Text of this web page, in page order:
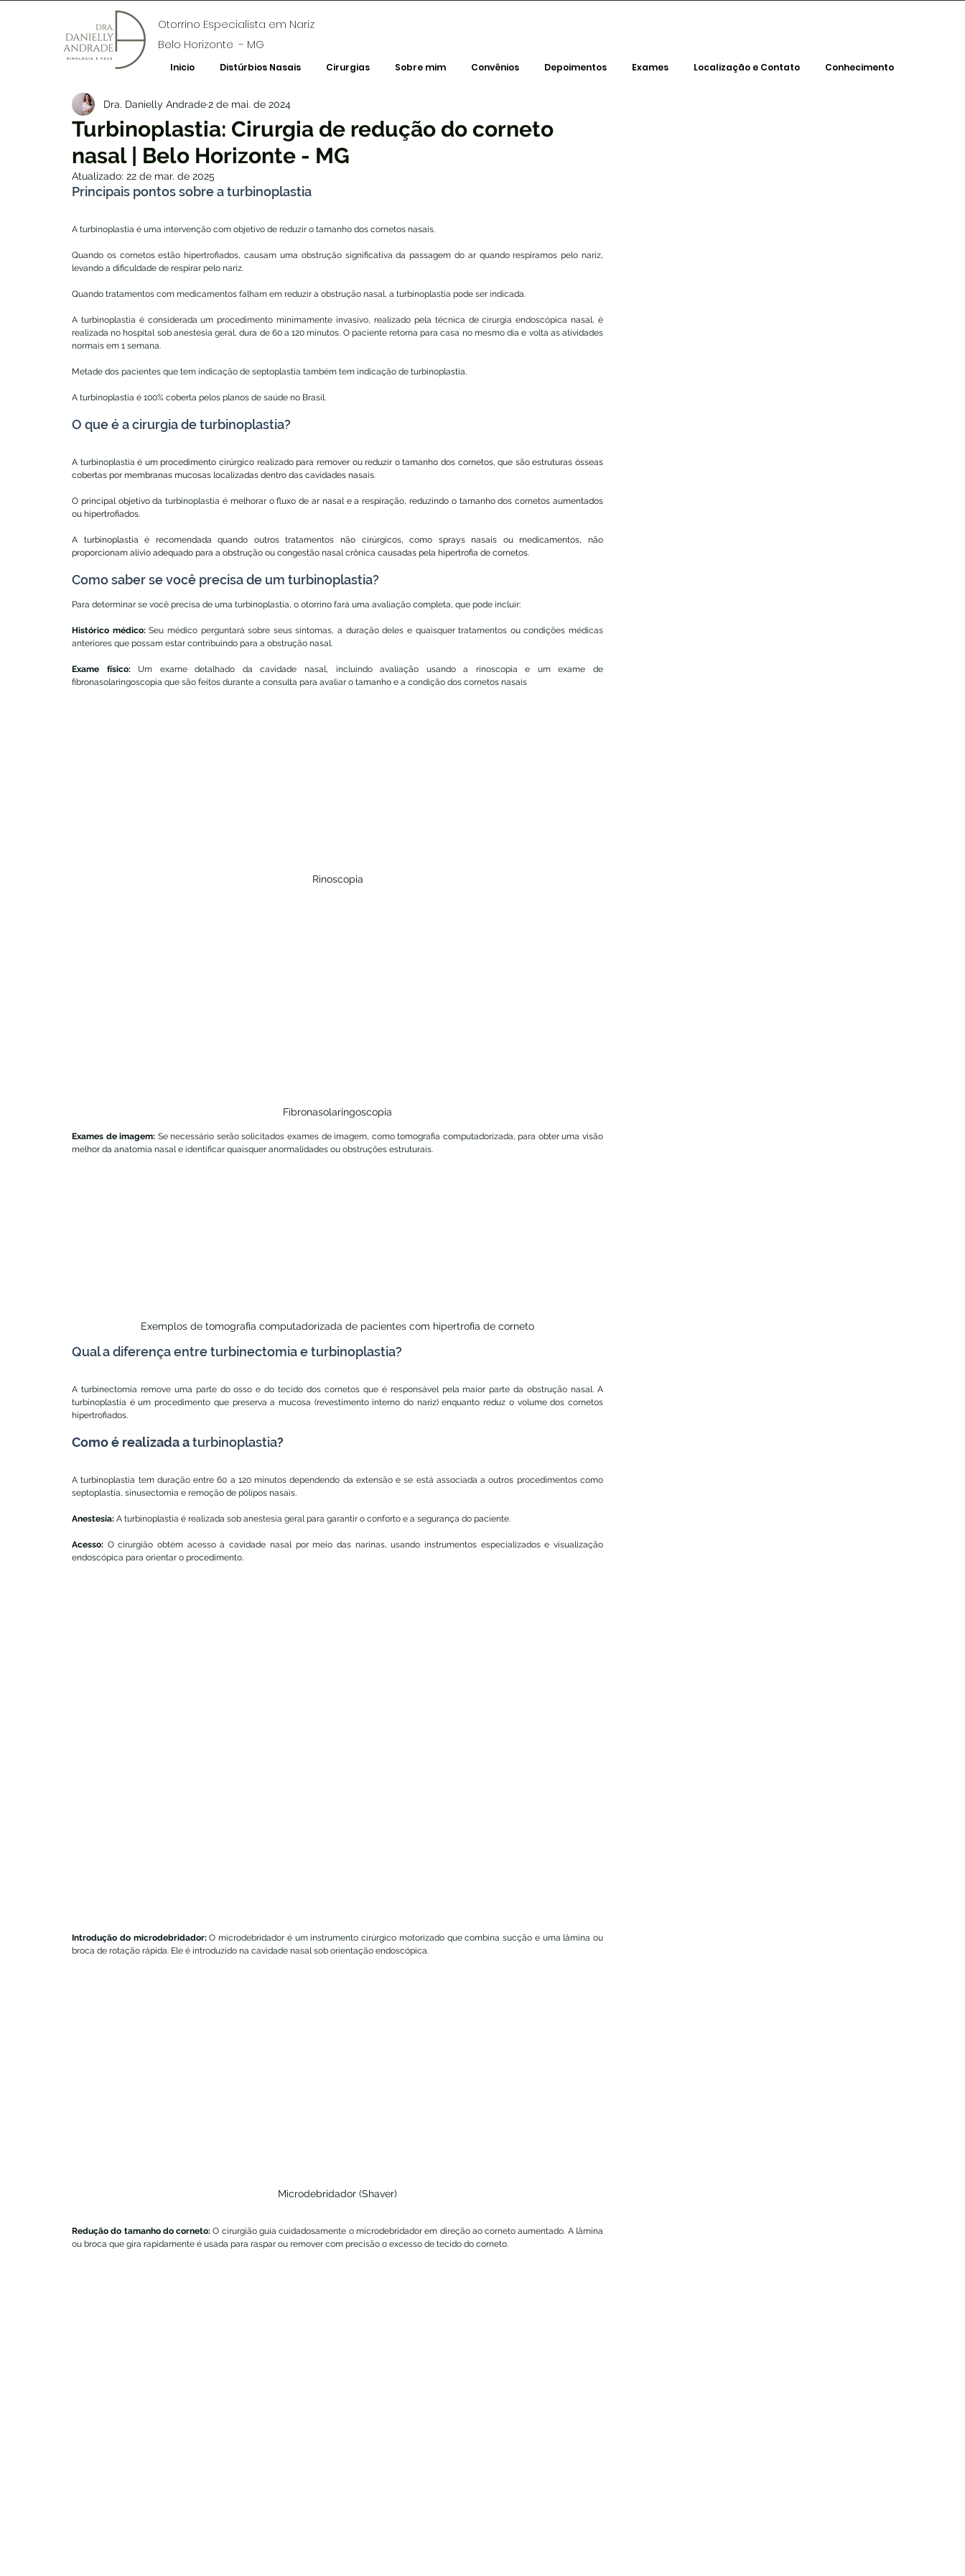
Otorrino Especialista em Nariz
Belo Horizonte - MG
Inicio Distúrbios Nasais Cirurgias Sobre mim Convênios Depoimentos Exames Localização e Contato Conhecimento
Turbinoplastia: Cirurgia de redução do corneto
nasal | Belo Horizonte - MG
Dra. Danielly Andrade2 de mai. de 2024
Atualizado: 22 de mar. de 2025
Principais pontos sobre a turbinoplastia
A turbinoplastia é uma intervenção com objetivo de reduzir o tamanho dos cornetos nasais.
Quando os cornetos estão hipertrofiados, causam uma obstrução significativa da passagem do ar quando respiramos pelo nariz,
levando a dificuldade de respirar pelo nariz.
Quando tratamentos com medicamentos falham em reduzir a obstrução nasal, a turbinoplastia pode ser indicada.
A turbinoplastia é considerada um procedimento minimamente invasivo, realizado pela técnica de cirurgia endoscópica nasal, é
realizada no hospital sob anestesia geral, dura de 60 a 120 minutos. O paciente retorna para casa no mesmo dia e volta as atividades
normais em 1 semana.
Metade dos pacientes que tem indicação de septoplastia também tem indicação de turbinoplastia.
A turbinoplastia é 100% coberta pelos planos de saúde no Brasil.
O que é a cirurgia de turbinoplastia?
A turbinoplastia é um procedimento cirúrgico realizado para remover ou reduzir o tamanho dos cornetos, que são estruturas ósseas
cobertas por membranas mucosas localizadas dentro das cavidades nasais.
O principal objetivo da turbinoplastia é melhorar o fluxo de ar nasal e a respiração, reduzindo o tamanho dos cornetos aumentados
ou hipertrofiados.
A turbinoplastia é recomendada quando outros tratamentos não cirúrgicos, como sprays nasais ou medicamentos, não
proporcionam alívio adequado para a obstrução ou congestão nasal crônica causadas pela hipertrofia de cornetos.
Como saber se você precisa de um turbinoplastia?
Para determinar se você precisa de uma turbinoplastia, o otorrino fará uma avaliação completa, que pode incluir:
Histórico médico: Seu médico perguntará sobre seus sintomas, a duração deles e quaisquer tratamentos ou condições médicas
anteriores que possam estar contribuindo para a obstrução nasal.
Exame físico: Um exame detalhado da cavidade nasal, incluindo avaliação usando a rinoscopia e um exame de
fibronasolaringoscopia que são feitos durante a consulta para avaliar o tamanho e a condição dos cornetos nasais
Rinoscopia
Fibronasolaringoscopia
Exames de imagem: Se necessário serão solicitados exames de imagem, como tomografia computadorizada, para obter uma visão
melhor da anatomia nasal e identificar quaisquer anormalidades ou obstruções estruturais.
Exemplos de tomografia computadorizada de pacientes com hipertrofia de corneto
Qual a diferença entre turbinectomia e turbinoplastia?
A turbinectomia remove uma parte do osso e do tecido dos cornetos que é responsável pela maior parte da obstrução nasal. A
turbinoplastia é um procedimento que preserva a mucosa (revestimento interno do nariz) enquanto reduz o volume dos cornetos
hipertrofiados.
Como é realizada a turbinoplastia?
A turbinoplastia tem duração entre 60 a 120 minutos dependendo da extensão e se está associada a outros procedimentos como
septoplastia, sinusectomia e remoção de pólípos nasais.
Anestesia: A turbinoplastia é realizada sob anestesia geral para garantir o conforto e a segurança do paciente.
Acesso: O cirurgião obtém acesso à cavidade nasal por meio das narinas, usando instrumentos especializados e visualização
endoscópica para orientar o procedimento.
Introdução do microdebridador: O microdebridador é um instrumento cirúrgico motorizado que combina sucção e uma lâmina ou
broca de rotação rápida. Ele é introduzido na cavidade nasal sob orientação endoscópica.
Microdebridador (Shaver)
Redução do tamanho do corneto: O cirurgião guia cuidadosamente o microdebridador em direção ao corneto aumentado. A lâmina
ou broca que gira rapidamente é usada para raspar ou remover com precisão o excesso de tecido do corneto.